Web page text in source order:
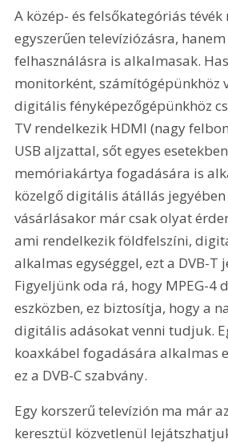
A közép- és felsőkategóriás
egyszerűen televíziózásra,
felhasználásra is alkalmasak.
monitorként, számítógépünkhöz
digitális fényképezőgépünkhöz
TV rendelkezik HDMI (nagy
USB aljzattal, sőt egyes
memóriakártya fogadására is
közelgő digitális átállás
vásárlásakor már csak olyat
ami rendelkezik földfelszíni,
alkalmas egységgel, ezt a DVB-T
Figyeljünk oda rá, hogy MPEG-4
eszközben, ez biztosítja, hogy a
digitális adásokat venni tudjuk.
koaxkábel fogadására alkalmas
ez a DVB-C szabvány.
Egy korszerű televízión ma már
keresztül közvetlenül